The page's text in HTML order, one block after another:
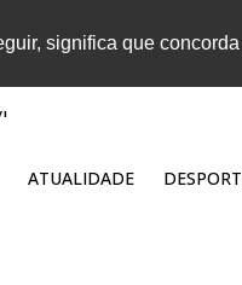
significa que
ATUALIDADE